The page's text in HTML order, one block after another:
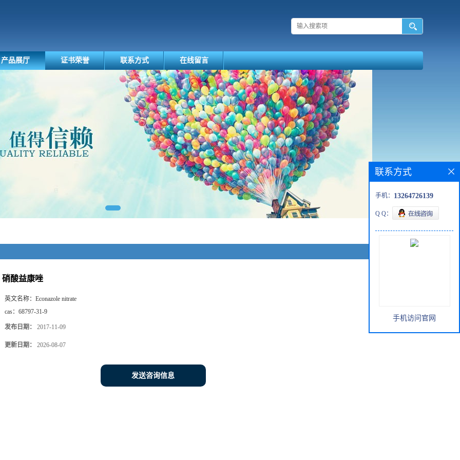
产品展厅 证书荣誉 联系方式 在线留言
硝酸益康唑
英文名称： Econazole nitrate
cas： 68797-31-9
发布日期： 2017-11-09
更新日期： 2026-08-07
发送咨询信息
联系方式
手机： 13264726139
Q Q：
手机访问官网